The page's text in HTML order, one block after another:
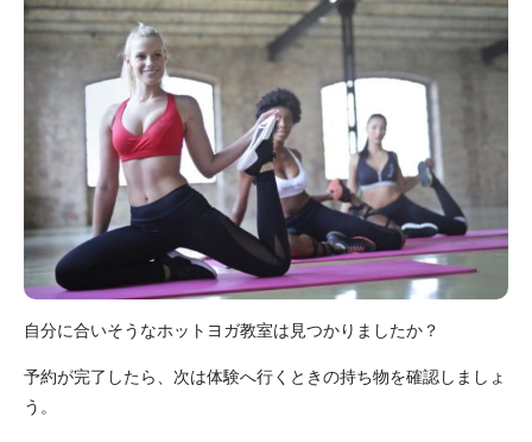
自分に合いそうなホットヨガ教室は見つかりましたか？
予約が完了したら、次は体験へ行くときの持ち物を確認しましょ
う。